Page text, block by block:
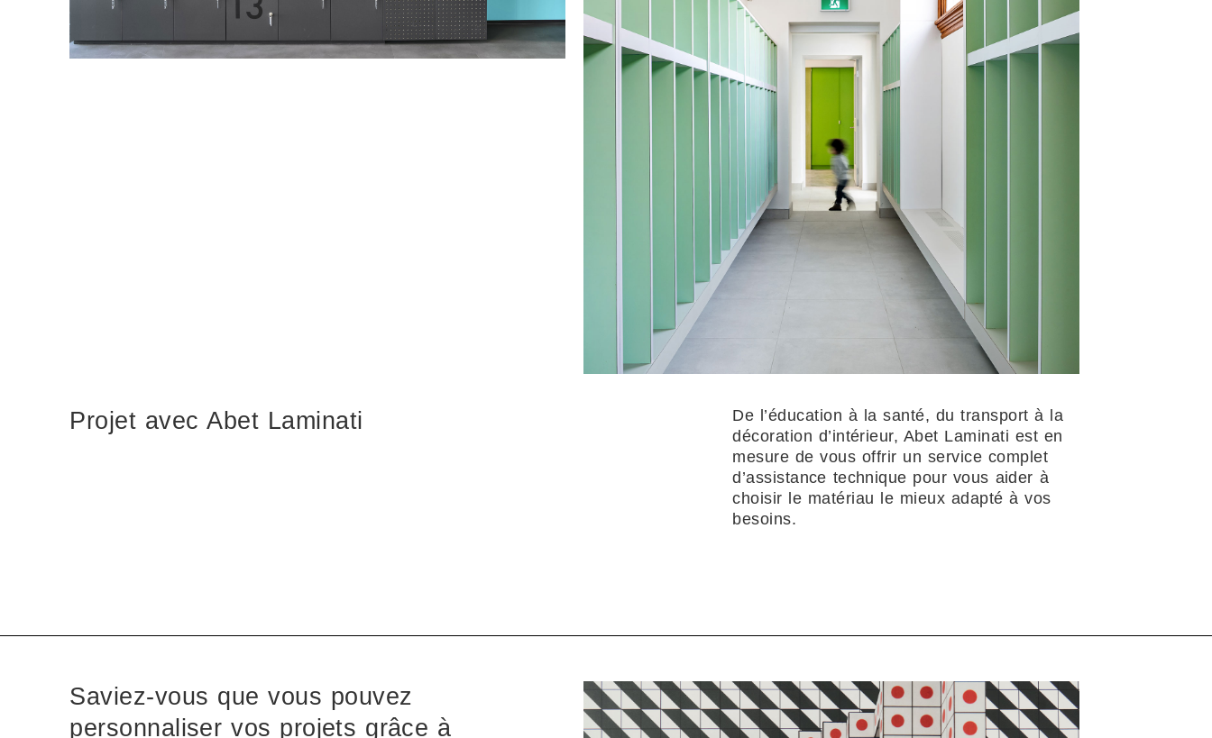
Projet avec Abet Laminati
De l’éducation à la santé, du transport à la
décoration d’intérieur, Abet Laminati est en
mesure de vous offrir un service complet
d’assistance technique pour vous aider à
choisir le matériau le mieux adapté à vos
besoins.
Saviez-vous que vous pouvez
personnaliser vos projets grâce à